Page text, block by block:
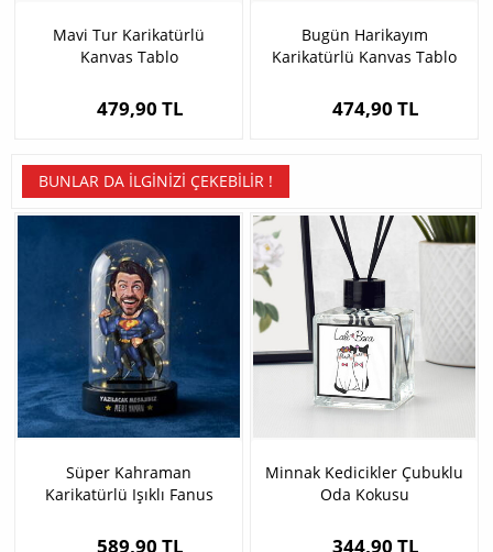
Mavi Tur Karikatürlü
Kanvas Tablo
479,90 TL
Bugün Harikayım
Karikatürlü Kanvas Tablo
474,90 TL
BUNLAR DA İLGINIZI ÇEKEBILIR !
Süper Kahraman
Karikatürlü Işıklı Fanus
589,90 TL
Minnak Kedicikler Çubuklu
Oda Kokusu
344,90 TL